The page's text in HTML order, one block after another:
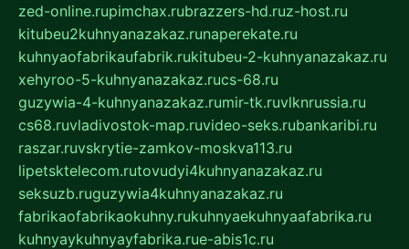
zed-online.rupimchax.rubrazzers-hd.ruz-host.ru
kitubeu2kuhnyanazakaz.runaperekate.ru
kuhnyaofabrikaufabrik.rukitubeu-2-kuhnyanazakaz.ru
xehyroo-5-kuhnyanazakaz.rucs-68.ru
guzywia-4-kuhnyanazakaz.rumir-tk.ruvlknrussia.ru
cs68.ruvladivostok-map.ruvideo-seks.rubankaribi.ru
raszar.ruvskrytie-zamkov-moskva113.ru
lipetsktelecom.rutovudyi4kuhnyanazakaz.ru
seksuzb.ruguzywia4kuhnyanazakaz.ru
fabrikaofabrikaokuhny.rukuhnyaekuhnyaafabrika.ru
kuhnyaykuhnyayfabrika.rue-abis1c.ru